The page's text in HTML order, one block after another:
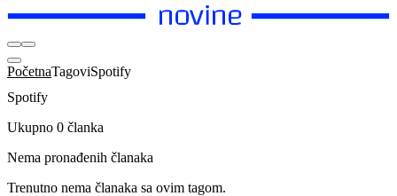
PočetnaTagoviSpotify
Spotify
Ukupno 0 članka
Nema pronađenih članaka
Trenutno nema članaka sa ovim tagom.